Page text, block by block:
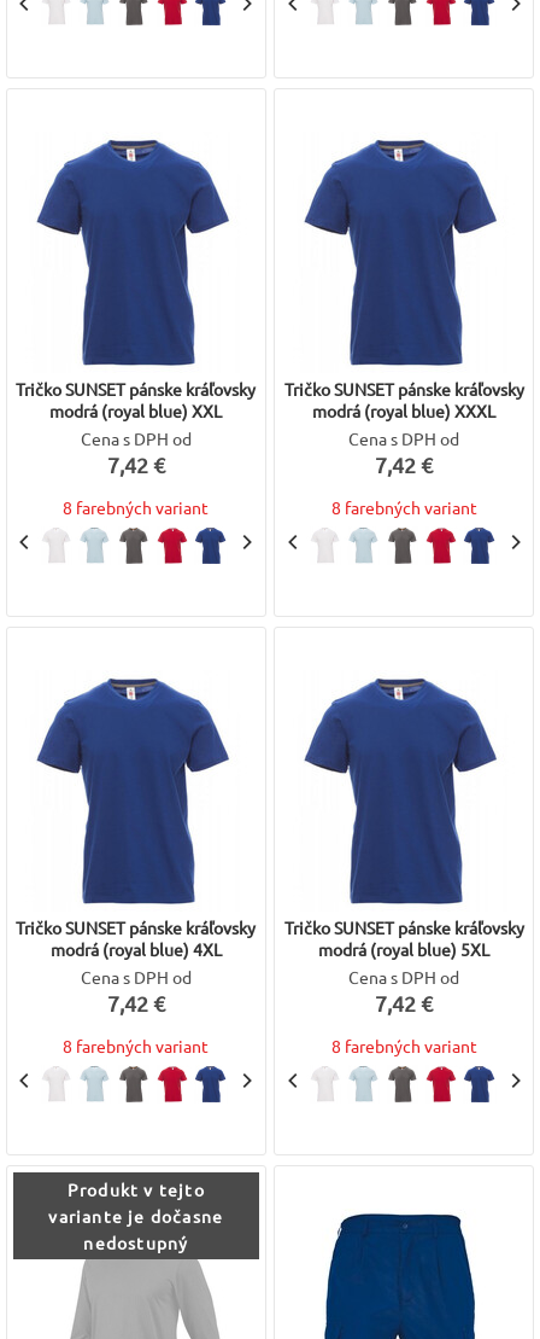
Tričko SUNSET pánske kráľovsky
modrá (royal blue) XXL
Cena s DPH od
7,42 €
8 farebných variant
Tričko SUNSET pánske kráľovsky
modrá (royal blue) XXXL
Cena s DPH od
7,42 €
8 farebných variant
Tričko SUNSET pánske kráľovsky
modrá (royal blue) 4XL
Cena s DPH od
7,42 €
8 farebných variant
Tričko SUNSET pánske kráľovsky
modrá (royal blue) 5XL
Cena s DPH od
7,42 €
8 farebných variant
Produkt v tejto
variante je dočasne
nedostupný